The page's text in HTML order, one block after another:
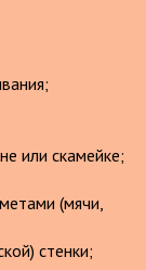
или скамейке;
(мячи,
стенки;